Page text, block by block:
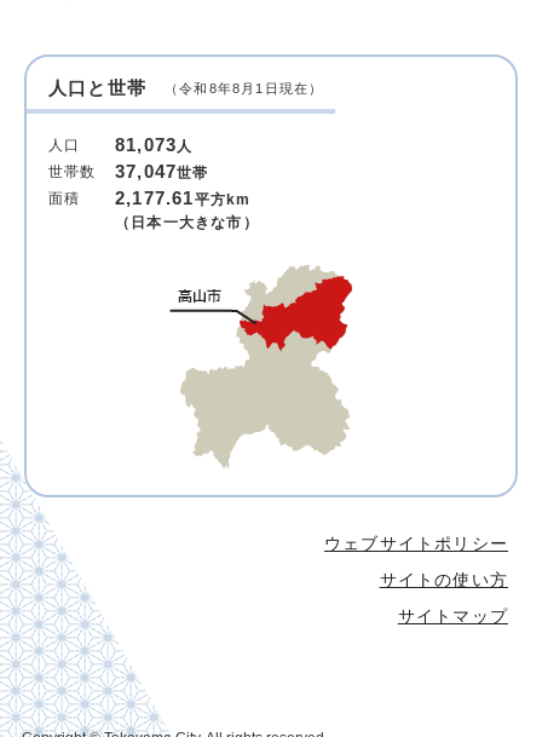
人口と世帯 （令和8年8月1日現在）
人口 81,073人
世帯数
37,047世帯
面積
2,177.61平方km
（日本一大きな市）
ウェブサイトポリシー
サイトの使い方
サイトマップ